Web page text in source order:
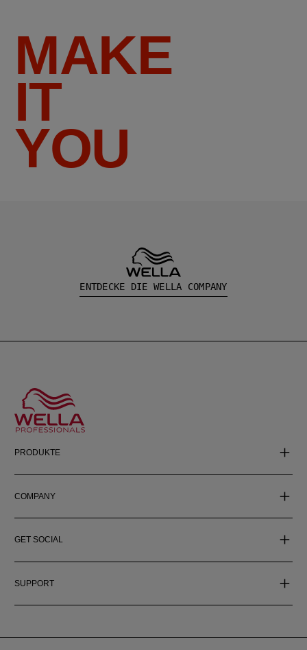
MAKE
IT
YOU
ENTDECKE DIE WELLA COMPANY
PRODUKTE
COMPANY
GET SOCIAL
SUPPORT